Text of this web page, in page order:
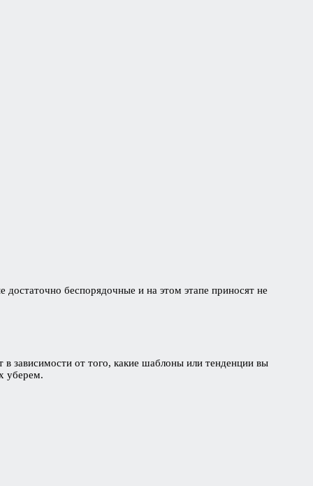
беспорядочные и на этом этапе приносят не
в зависимости от того, какие шаблоны или тенденции вы
уберем.